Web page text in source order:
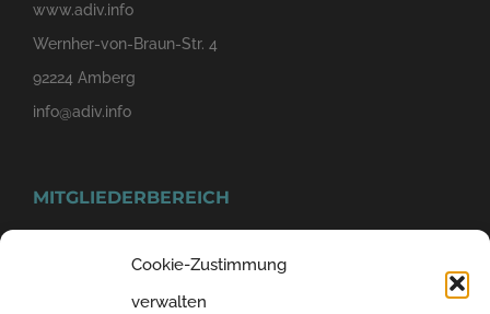
Cookie-Zustimmung
verwalten
www.adiv.info
Wernher-von-Braun-Str. 4
92224 Amberg
info@adiv.info
MITGLIEDERBEREICH